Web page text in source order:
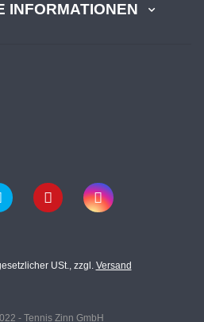
INFORMATIONEN
USt., zzgl. Versand
- Tennis Zinn GmbH